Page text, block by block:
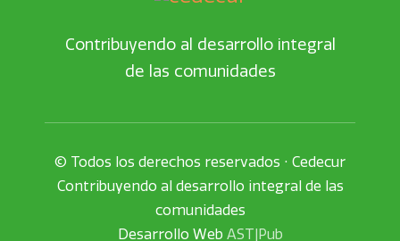
Contribuyendo al desarrollo integral
de las comunidades
© Todos los derechos reservados • Cedecur
Contribuyendo al desarrollo integral de las
comunidades
Desarrollo Web AST|Pub